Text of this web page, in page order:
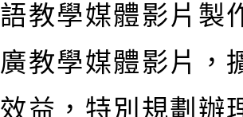
語教學媒體影片製
廣教學媒體影片，
效益，特別規劃辦